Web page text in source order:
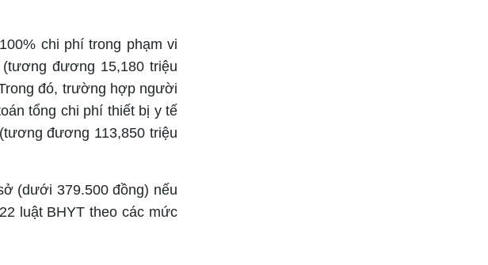
chi phí trong phạm vi
đương 15,180 triệu
đó, trường hợp người
tổng chi phí thiết bị y tế
đương 113,850 triệu
(dưới 379.500 đồng) nếu
luật BHYT theo các mức